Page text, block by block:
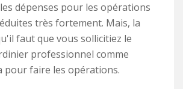
dépenses pour les opérations
très fortement. Mais, la
faut que vous sollicitiez le
professionnel comme
pour faire les opérations.